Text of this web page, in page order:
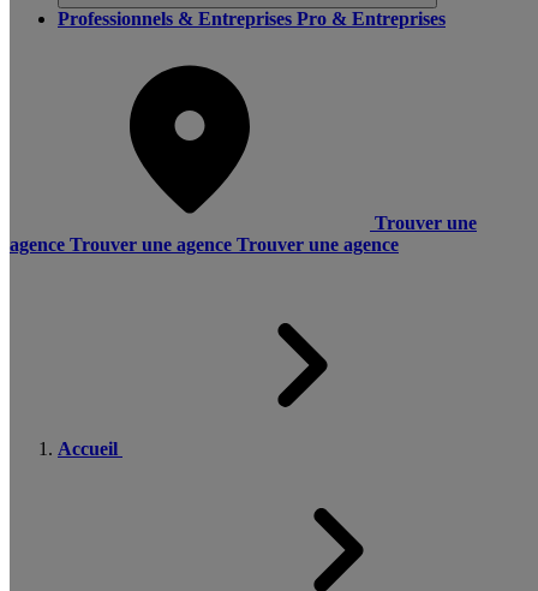
Professionnels & Entreprises Pro & Entreprises
Trouver une
agence Trouver une agence Trouver une agence
Accueil